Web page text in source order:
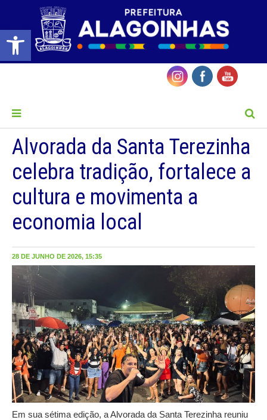
Barra de Ferramentas Aberta
Alvorada da Santa Terezinha
celebra tradição, fortalece a
cultura e movimenta a
economia local
28 DE JUNHO DE 2026, 15:35
Em sua sétima edição, a Alvorada da Santa Terezinha reuniu